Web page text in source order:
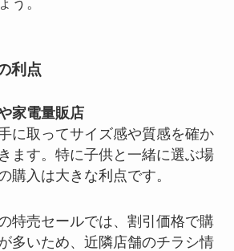
う。
利点
家電量販店
に取ってサイズ感や質感を確か
ます。特に子供と一緒に選ぶ場
購入は大きな利点です。
特売セールでは、割引価格で購
多いため、近隣店舗のチラシ情